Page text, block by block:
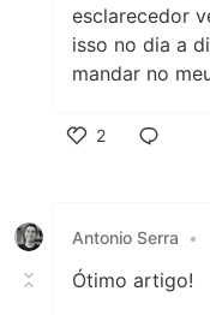
esclarecedor
isso no dia a
mandar no
2
Antonio Serra •
Ótimo artigo!